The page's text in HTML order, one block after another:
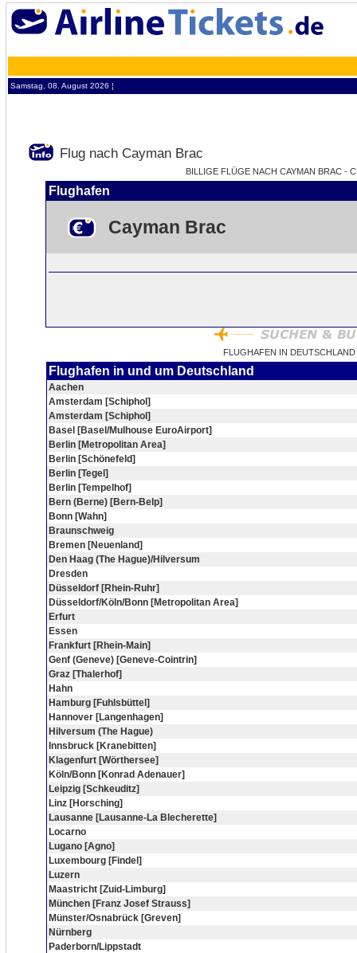
Samstag, 08. August 2026 ¦
Flug nach Cayman Brac
BILLIGE FLÜGE NACH CAYMAN BRAC -
Flughafen
Cayman Brac
FLUGHAFEN IN
Flughafen in und um Deutschland
Aachen
Amsterdam [Schiphol]
Amsterdam [Schiphol]
Basel [Basel/Mulhouse EuroAirport]
Berlin [Metropolitan Area]
Berlin [Schönefeld]
Berlin [Tegel]
Berlin [Tempelhof]
Bern (Berne) [Bern-Belp]
Bonn [Wahn]
Braunschweig
Bremen [Neuenland]
Den Haag (The Hague)/Hilversum
Dresden
Düsseldorf [Rhein-Ruhr]
Düsseldorf/Köln/Bonn [Metropolitan Area]
Erfurt
Essen
Frankfurt [Rhein-Main]
Genf (Geneve) [Geneve-Cointrin]
Graz [Thalerhof]
Hahn
Hamburg [Fuhlsbüttel]
Hannover [Langenhagen]
Hilversum (The Hague)
Innsbruck [Kranebitten]
Klagenfurt [Wörthersee]
Köln/Bonn [Konrad Adenauer]
Leipzig [Schkeuditz]
Linz [Horsching]
Lausanne [Lausanne-La Blecherette]
Locarno
Lugano [Agno]
Luxembourg [Findel]
Luzern
Maastricht [Zuid-Limburg]
München [Franz Josef Strauss]
Münster/Osnabrück [Greven]
Nürnberg
Paderborn/Lippstadt